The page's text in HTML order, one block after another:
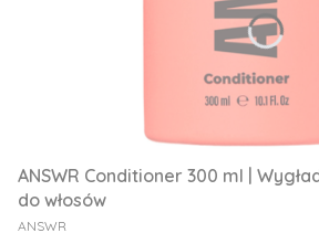
ANSWR Conditioner 300 ml |
do włosów
PRODUCENT
ANSWR